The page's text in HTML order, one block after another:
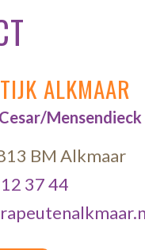
ALKMAAR
Mensendieck
BM Alkmaar
37 44